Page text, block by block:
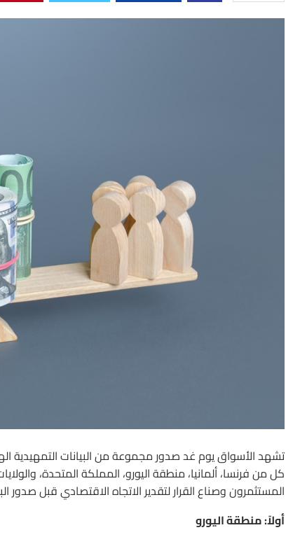
تشهد الأسواق يوم غد صدور مجموعة من البيانات التمهيدية
كل من فرنسا، ألمانيا، منطقة اليورو، المملكة المتحدة،
المستثمرون وصناع القرار لتقدير الاتجاه الاقتصادي قبل صدور
أولاً: منطقة اليورو